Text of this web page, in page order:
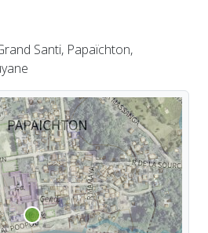
Santi, Papaïchton,